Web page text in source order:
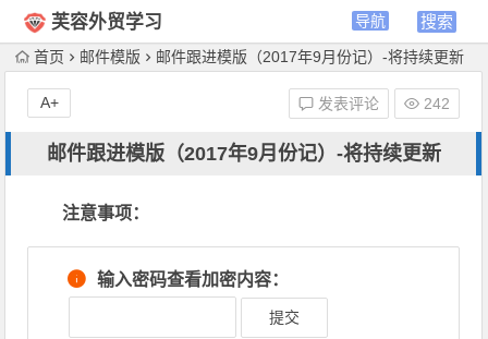
芙容外贸学习
首页 邮件模版 邮件跟进模版（2017年9月份记）-将持续更新
邮件跟进模版（2017年9月份记）-将持续更新
发表评论 242
A+
注意事项：
输入密码查看加密内容：